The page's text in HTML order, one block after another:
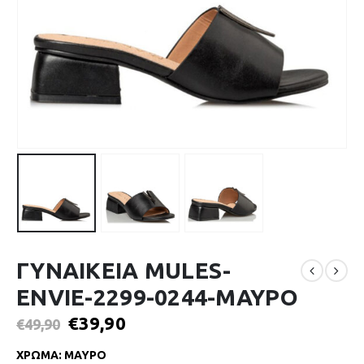
ΓΥΝΑΙΚΕΙΑ MULES-
ENVIE-2299-0244-ΜΑΥΡΟ
€49,90 €39,90
ΧΡΩΜΑ: ΜΑΥΡΟ